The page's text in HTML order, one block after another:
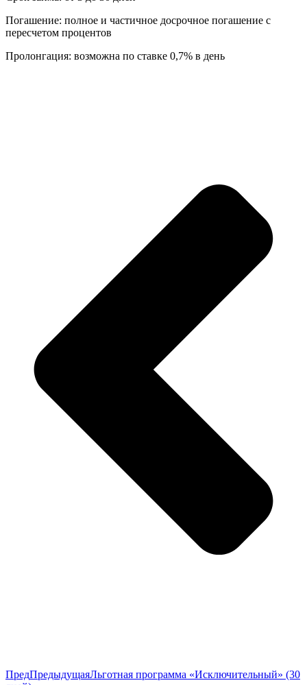
Погашение: полное и частичное досрочное погашение с
пересчетом процентов
Пролонгация: возможна по ставке 0,7% в день
ПредПредыдущаяЛьготная программа «Исключительный» (30